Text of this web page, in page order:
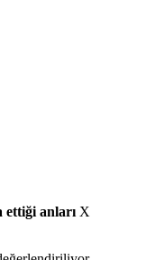
ettiği anları X